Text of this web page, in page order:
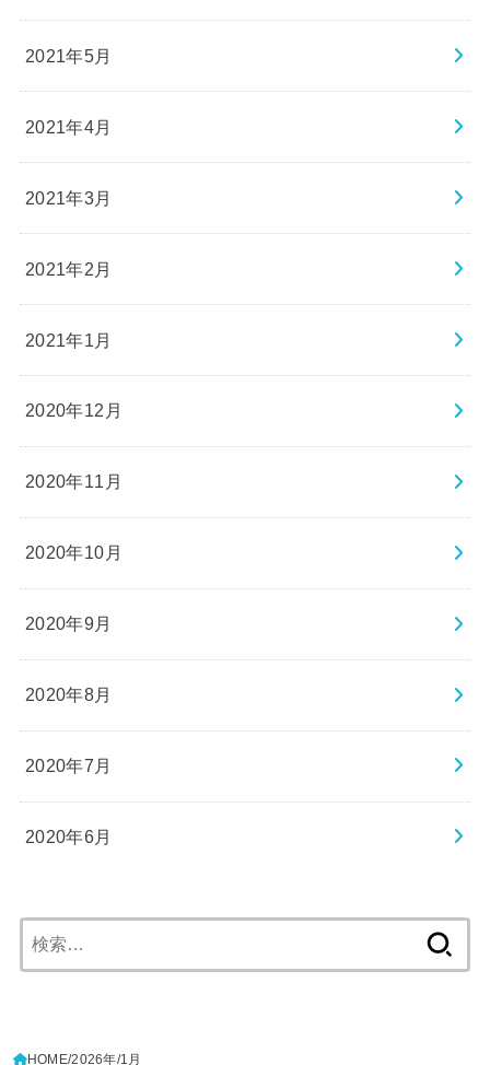
2021年5月
2021年4月
2021年3月
2021年2月
2021年1月
2020年12月
2020年11月
2020年10月
2020年9月
2020年8月
2020年7月
2020年6月
索:
HOME 2026年 1月